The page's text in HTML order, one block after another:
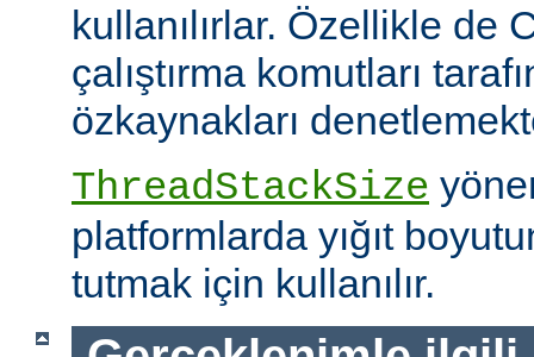
kullanılırlar. Özellikle de
çalıştırma komutları
özkaynakları
ThreadStackSize
platformlarda yığıt
tutmak için kullanılır.